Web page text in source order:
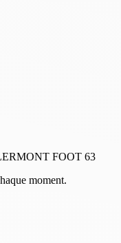
FOOT 63
moment.